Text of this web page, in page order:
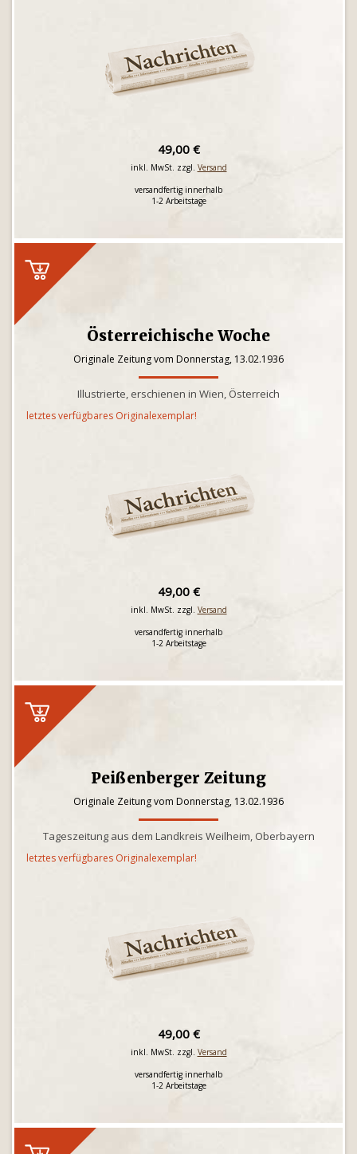
49,00 €
inkl. MwSt. zzgl. Versand
versandfertig innerhalb
1-2 Arbeitstage
Österreichische Woche
Originale Zeitung vom Donnerstag, 13.02.1936
Illustrierte, erschienen in Wien, Österreich
letztes verfügbares Originalexemplar!
49,00 €
inkl. MwSt. zzgl. Versand
versandfertig innerhalb
1-2 Arbeitstage
Peißenberger Zeitung
Originale Zeitung vom Donnerstag, 13.02.1936
Tageszeitung aus dem Landkreis Weilheim, Oberbayern
letztes verfügbares Originalexemplar!
49,00 €
inkl. MwSt. zzgl. Versand
versandfertig innerhalb
1-2 Arbeitstage